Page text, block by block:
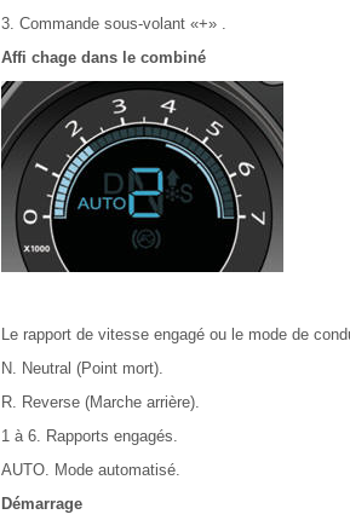
3. Commande sous-volant «+» .
Affi chage dans le combiné
Le rapport de vitesse engagé ou le mode de
N. Neutral (Point mort).
R. Reverse (Marche arrière).
1 à 6. Rapports engagés.
AUTO. Mode automatisé.
Démarrage